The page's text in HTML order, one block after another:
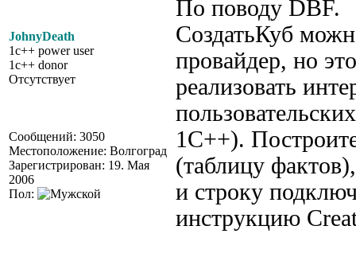
JohnyDeath
1c++ power user
1c++ donor
Отсутствует
Сообщений: 3050
Местоположение: Волгоград
Зарегистрирован: 19. Мая
2006
Пол:
По поводу DBF.
СоздатьКуб
провайдер, но
реализовать
1С++).
(таблицу
и строку
инструкцию